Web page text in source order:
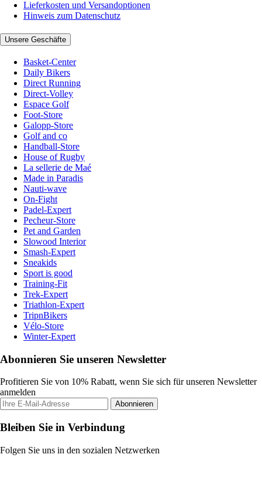
Lieferkosten und Versandoptionen
Hinweis zum Datenschutz
Unsere Geschäfte
Basket-Center
Daily Bikers
Direct Running
Direct-Volley
Espace Golf
Foot-Store
Galopp-Store
Golf and co
Handball-Store
House of Rugby
La sellerie de Maé
Made in Paradis
Nauti-wave
On-Fight
Padel-Expert
Pecheur-Store
Pet and Garden
Slowood Interior
Smash-Expert
Sneakids
Sport is good
Training-Fit
Trek-Expert
Triathlon-Expert
TripnBikers
Vélo-Store
Winter-Expert
Abonnieren Sie unseren Newsletter
Profitieren Sie von 10% Rabatt, wenn Sie sich für unseren Newsletter
anmelden
Abonnieren
Bleiben Sie in Verbindung
Folgen Sie uns in den sozialen Netzwerken